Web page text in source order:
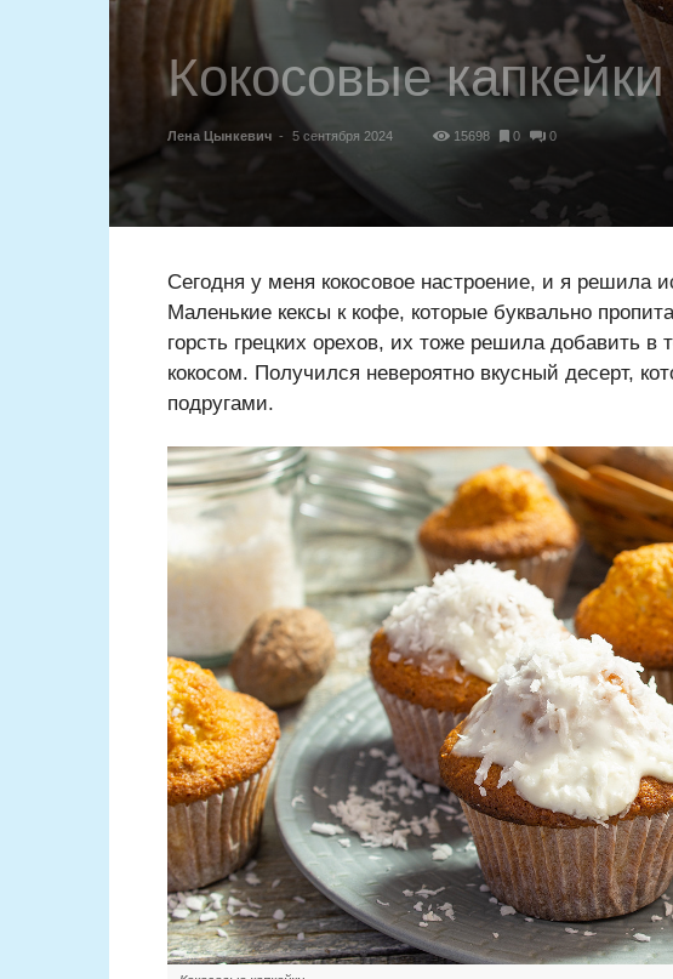
Кокосовые капкейки
Лена Цынкевич - 5 сентября 2024 15698 0 0
Сегодня у меня кокосовое настроение, и я решила
Маленькие кексы к кофе, которые буквально
горсть грецких орехов, их тоже решила добавить в
кокосом. Получился невероятно вкусный десерт,
подругами.